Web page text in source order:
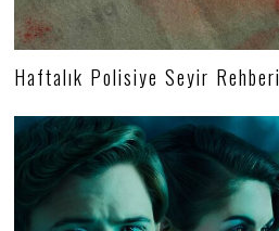
Haftalık Polisiye Seyir Rehberi